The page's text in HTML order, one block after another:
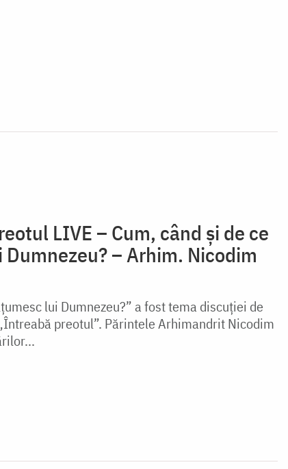
LIVE – Cum, când și de ce
– Arhim. Nicodim
lui Dumnezeu?” a fost tema discuției de
preotul”. Părintele Arhimandrit Nicodim